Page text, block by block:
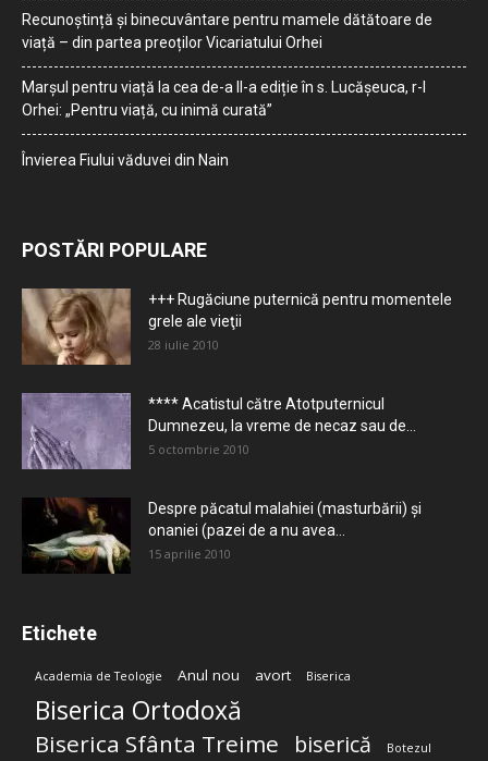
Recunoștință și binecuvântare pentru mamele dătătoare de
viață – din partea preoților Vicariatului Orhei
Marșul pentru viață la cea de-a II-a ediție în s. Lucășeuca, r-l
Orhei: „Pentru viață, cu inimă curată”
Învierea Fiului văduvei din Nain
POSTĂRI POPULARE
+++ Rugăciune puternică pentru momentele
grele ale vieţii
28 iulie 2010
**** Acatistul către Atotputernicul
Dumnezeu, la vreme de necaz sau de...
5 octombrie 2010
Despre păcatul malahiei (masturbării) şi
onaniei (pazei de a nu avea...
15 aprilie 2010
Etichete
Academia de Teologie Anul nou avort Biserica
Biserica Ortodoxă
Biserica Sfânta Treime biserică Botezul